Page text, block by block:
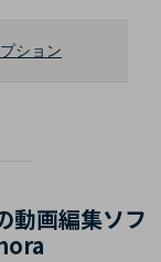
ション
画編集ソフ